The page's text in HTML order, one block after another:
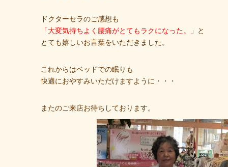
ドクターセラのご感想も
「大変気持ちよく腰痛がとてもラクになった。」
と
とても嬉しいお言葉をいただきました。
これからはベッドでの眠りも
快適におやすみいただけますように・・・
またのご来店お待ちしております。